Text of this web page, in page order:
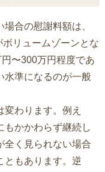
合の慰謝料額は、
リュームゾーンとな
〜300万円程度であ
水準になるのが一般
わります。例え
もかかわらず継続し
全く見られない場合
ともあります。逆